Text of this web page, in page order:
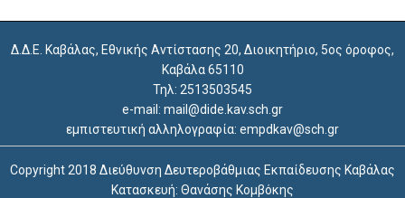
Δ.Δ.Ε. Καβάλας, Εθνικής Αντίστασης 20, Διοικητήριο, 5ος όροφος,
Καβάλα 65110
Τηλ: 2513503545
e-mail: mail@dide.kav.sch.gr
εμπιστευτική αλληλογραφία: empdkav@sch.gr
Copyright 2018 Διεύθυνση Δευτεροβάθμιας Εκπαίδευσης Καβάλας
Κατασκευή: Θανάσης Κομβόκης